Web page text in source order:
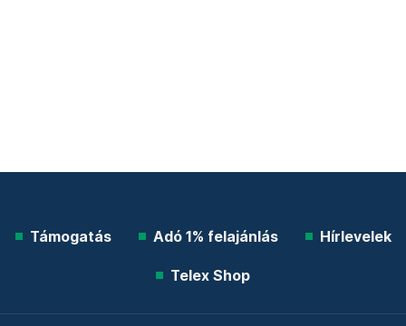
Támogatás Adó 1% felajánlás Hírlevelek
Telex Shop